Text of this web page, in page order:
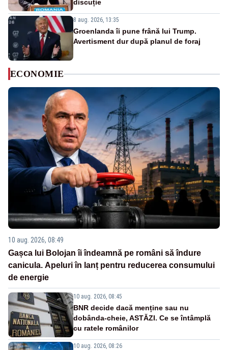
discuție
8 aug. 2026, 13:35
Groenlanda îi pune frână lui Trump.
Avertisment dur după planul de foraj
ECONOMIE
10 aug. 2026, 08:49
Gașca lui Bolojan îi îndeamnă pe români să îndure
canicula. Apeluri în lanț pentru reducerea consumului
de energie
10 aug. 2026, 08:45
BNR decide dacă menține sau nu
dobânda-cheie, ASTĂZI. Ce se întâmplă
cu ratele românilor
10 aug. 2026, 08:26